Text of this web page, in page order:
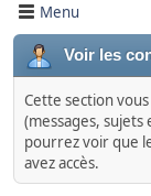
Menu
Voir les
Cette section
(messages, sujets
pourrez voir que
avez accès.